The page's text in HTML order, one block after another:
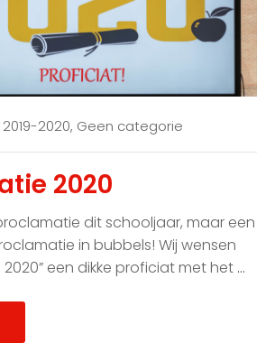
2019-2020, Geen categorie
2020
dit schooljaar, maar een
in bubbels! Wij wensen
een dikke proficiat met het …